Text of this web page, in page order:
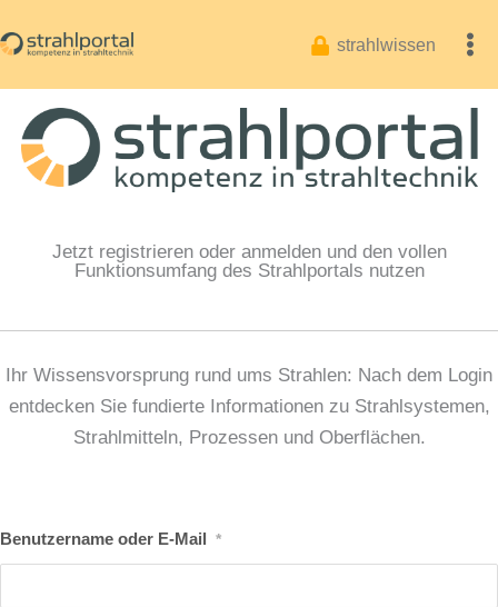
Inhalt
strahlwissen
Jetzt registrieren oder anmelden und den vollen
Funktionsumfang des Strahlportals nutzen
Ihr Wissensvorsprung rund ums Strahlen: Nach dem Login
entdecken Sie fundierte Informationen zu Strahlsystemen,
Strahlmitteln, Prozessen und Oberflächen.
Benutzername oder E-Mail *